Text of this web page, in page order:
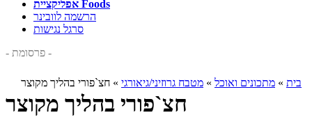
אפליקציית Foods
הרשמה לוובינר
סרגל נגישות
- פרסומת -
בית » מתכונים ואוכל » מטבח גרוזיני/גיאורגי » חצ`פורי בהליך מקוצר
חצ`פורי בהליך מקוצר